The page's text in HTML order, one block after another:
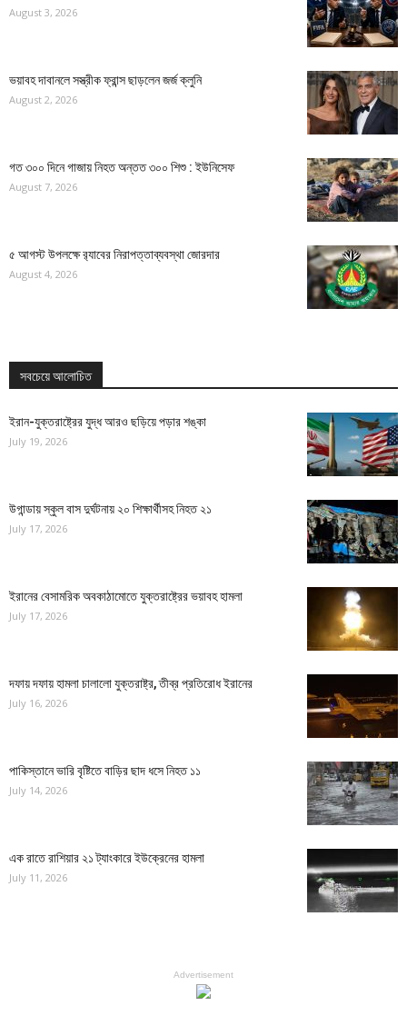
August 3, 2026
ভয়াবহ দাবানলে সস্ত্রীক ফ্রান্স ছাড়লেন জর্জ ক্লুনি
August 2, 2026
গত ৩০০ দিনে গাজায় নিহত অন্তত ৩০০ শিশু : ইউনিসেফ
August 7, 2026
৫ আগস্ট উপলক্ষে র‌্যাবের নিরাপত্তাব্যবস্থা জোরদার
August 4, 2026
সবচেয়ে আলোচিত
ইরান-যুক্তরাষ্ট্রের যুদ্ধ আরও ছড়িয়ে পড়ার শঙ্কা
July 19, 2026
উগান্ডায় স্কুল বাস দুর্ঘটনায় ২০ শিক্ষার্থীসহ নিহত ২১
July 17, 2026
ইরানের বেসামরিক অবকাঠামোতে যুক্তরাষ্ট্রের ভয়াবহ হামলা
July 17, 2026
দফায় দফায় হামলা চালালো যুক্তরাষ্ট্র, তীব্র প্রতিরোধ ইরানের
July 16, 2026
পাকিস্তানে ভারি বৃষ্টিতে বাড়ির ছাদ ধসে নিহত ১১
July 14, 2026
এক রাতে রাশিয়ার ২১ ট্যাংকারে ইউক্রেনের হামলা
July 11, 2026
Advertisement